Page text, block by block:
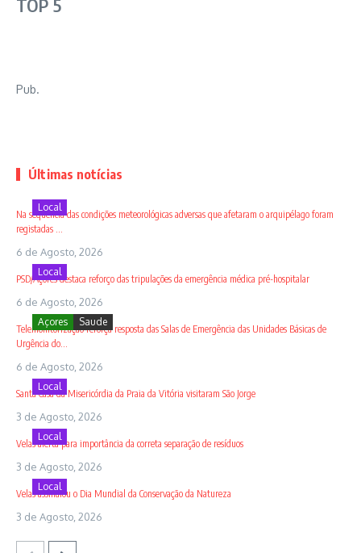
TOP 5
Pub.
Últimas notícias
Local
Na sequência das condições meteorológicas adversas que afetaram o arquipélago foram
registadas ...
6 de Agosto, 2026
Local
PSD/Açores destaca reforço das tripulações da emergência médica pré-hospitalar
6 de Agosto, 2026
Açores Saude
Telemonitorização reforça resposta das Salas de Emergência das Unidades Básicas de
Urgência do...
6 de Agosto, 2026
Local
Santa Casa da Misericórdia da Praia da Vitória visitaram São Jorge
3 de Agosto, 2026
Local
Velas alerta para importância da correta separação de resíduos
3 de Agosto, 2026
Local
Velas assinalou o Dia Mundial da Conservação da Natureza
3 de Agosto, 2026